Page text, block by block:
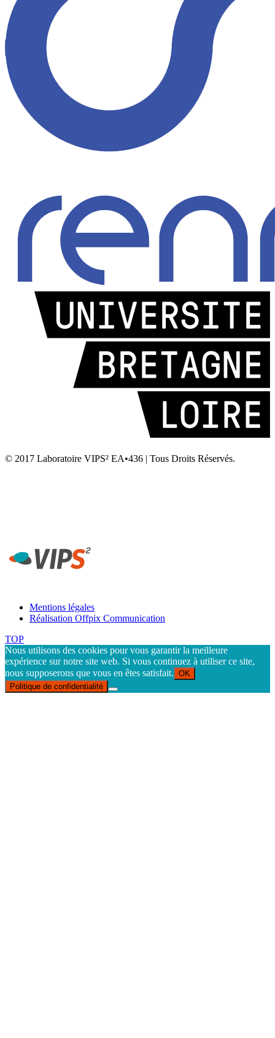
© 2017 Laboratoire VIPS² EA•436 | Tous Droits Réservés.
Mentions légales
Réalisation Offpix Communication
TOP
Nous utilisons des cookies pour vous garantir la meilleure
expérience sur notre site web. Si vous continuez à utiliser ce site,
nous supposerons que vous en êtes satisfait. OK
Politique de confidentialité